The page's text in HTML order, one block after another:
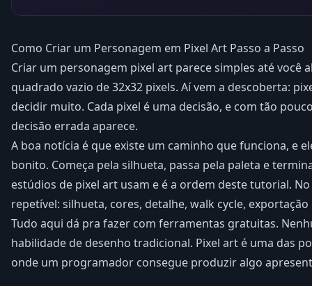
Como Criar um Personagem em Pixel Art Passo a Passo
Criar um personagem pixel art parece simples até você
quadrado vazio de 32x32 pixels. Aí vem a descoberta:
decidir muito. Cada pixel é uma decisão, e com tão
decisão errada aparece.
A boa notícia é que existe um caminho que funciona, e
bonito. Começa pela silhueta, passa pela paleta e
estúdios de pixel art usam e é a ordem deste tutorial.
repetível: silhueta, cores, detalhe, walk cycle,
Tudo aqui dá pra fazer com ferramentas gratuitas.
habilidade de desenho tradicional. Pixel art é uma das
onde um programador consegue produzir algo